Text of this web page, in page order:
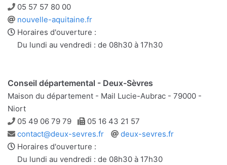
Téléphone
05 57 57 80 00
Site
web
nouvelle-aquitaine.fr
Horaires d'ouverture :
Du lundi au vendredi : de 08h30 à 17h30
Conseil départemental - Deux-Sèvres
Maison du département - Mail Lucie-Aubrac - 79000 -
Niort
Téléphone
05 49 06 79 79 Télécopie
05 16 43 21 57
Adresse
e-
mail
contact@deux-sevres.fr
Site
deux-sevres.fr
Horaires d'ouverture :
Du lundi au vendredi : de 08h30 à 17h30